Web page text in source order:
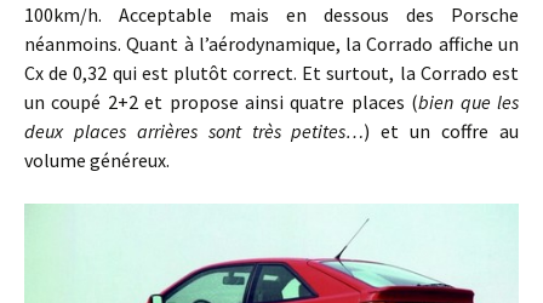
100km/h. Acceptable mais en dessous des Porsche
néanmoins. Quant à l’aérodynamique, la Corrado affiche un
Cx de 0,32 qui est plutôt correct. Et surtout, la Corrado est
un coupé 2+2 et propose ainsi quatre places (bien que les
deux places arrières sont très petites…) et un coffre au
volume généreux.